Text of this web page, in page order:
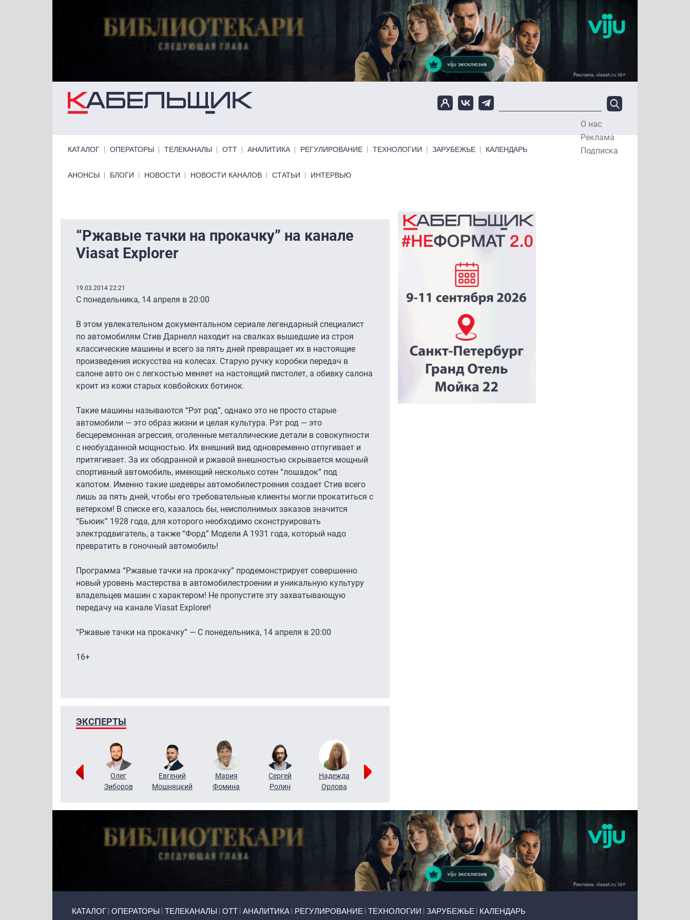
О нас
Реклама
Подписка
КАТАЛОГ ОПЕРАТОРЫ ТЕЛЕКАНАЛЫ ОТТ АНАЛИТИКА РЕГУЛИРОВАНИЕ ТЕХНОЛОГИИ ЗАРУБЕЖЬЕ КАЛЕНДАРЬ
Primary links bottom
АНОНСЫ БЛОГИ НОВОСТИ НОВОСТИ КАНАЛОВ СТАТЬИ ИНТЕРВЬЮ
“Ржавые тачки на прокачку” на канале
Viasat Explorer
19.03.2014 22:21
C понедельника, 14 апреля в 20:00
В этом увлекательном документальном сериале легендарный специалист
по автомобилям Стив Дарнелл находит на свалках вышедшие из строя
классические машины и всего за пять дней превращает их в настоящие
произведения искусства на колесах. Старую ручку коробки передач в
салоне авто он с легкостью меняет на настоящий пистолет, а обивку салона
кроит из кожи старых ковбойских ботинок.
Такие машины называются “Рэт род”, однако это не просто старые
автомобили — это образ жизни и целая культура. Рэт род — это
бесцеремонная агрессия, оголенные металлические детали в совокупности
с необузданной мощностью. Их внешний вид одновременно отпугивает и
притягивает. За их ободранной и ржавой внешностью скрывается мощный
спортивный автомобиль, имеющий несколько сотен “лошадок” под
капотом. Именно такие шедевры автомобилестроения создает Стив всего
лишь за пять дней, чтобы его требовательные клиенты могли прокатиться с
ветерком! В списке его, казалось бы, неисполнимых заказов значится
“Бьюик” 1928 года, для которого необходимо сконструировать
электродвигатель, а также “Форд” Модели А 1931 года, который надо
превратить в гоночный автомобиль!
Программа “Ржавые тачки на прокачку” продемонстрирует совершенно
новый уровень мастерства в автомобилестроении и уникальную культуру
владельцев машин с характером! Не пропустите эту захватывающую
передачу на канале Viasat Explorer!
“Ржавые тачки на прокачку” — С понедельника, 14 апреля в 20:00
16+
ЭКСПЕРТЫ
Григорий
Олег
Зиборов
Евгений
Мошняцкий
Мария
Фомина
Сергей
Ролин
Надежда
Орлова
КАТАЛОГ ОПЕРАТОРЫ ТЕЛЕКАНАЛЫ ОТТ АНАЛИТИКА РЕГУЛИРОВАНИЕ ТЕХНОЛОГИИ ЗАРУБЕЖЬЕ КАЛЕНДАРЬ